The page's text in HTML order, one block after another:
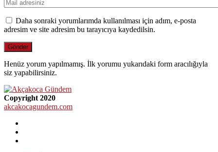
Daha sonraki yorumlarımda kullanılması için adım, e-posta
adresim ve site adresim bu tarayıcıya kaydedilsin.
Henüz yorum yapılmamış. İlk yorumu yukarıdaki form aracılığıyla
siz yapabilirsiniz.
Copyright 2020
akcakocagundem.com